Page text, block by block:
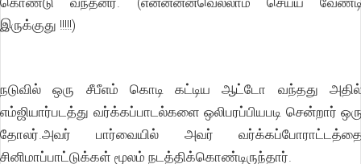
இருக்குது !!!!!)
நடுவில் ஒரு சீபீஎம் கொடி கட்டிய ஆட்டோ வந்தது
எம்ஜியார்படத்து வர்க்கப்பாடல்களை ஒலிபரப்பியபடி சென்றார்
தோலர்.அவர் பார்வையில் அவர்
சினிமாப்பாட்டுக்கள் மூலம் நடத்திக்கொண்டிருந்தார்.